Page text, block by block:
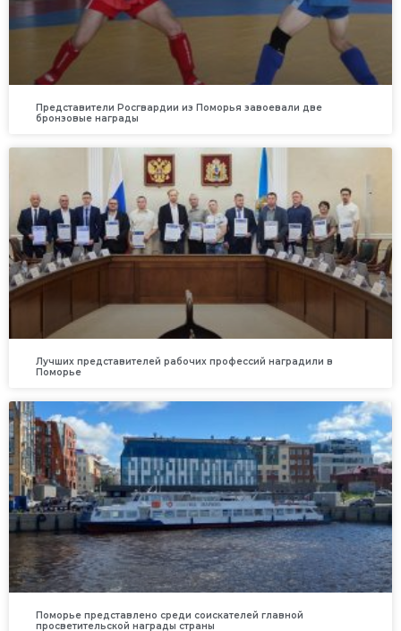
Представители Росгвардии из Поморья завоевали две
бронзовые награды
Лучших представителей рабочих профессий наградили в
Поморье
Поморье представлено среди соискателей главной
просветительской награды страны